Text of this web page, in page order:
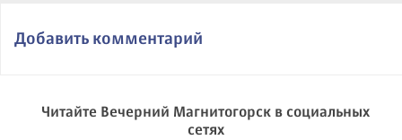
Добавить комментарий
Читайте Вечерний Магнитогорск в социальных
сетях